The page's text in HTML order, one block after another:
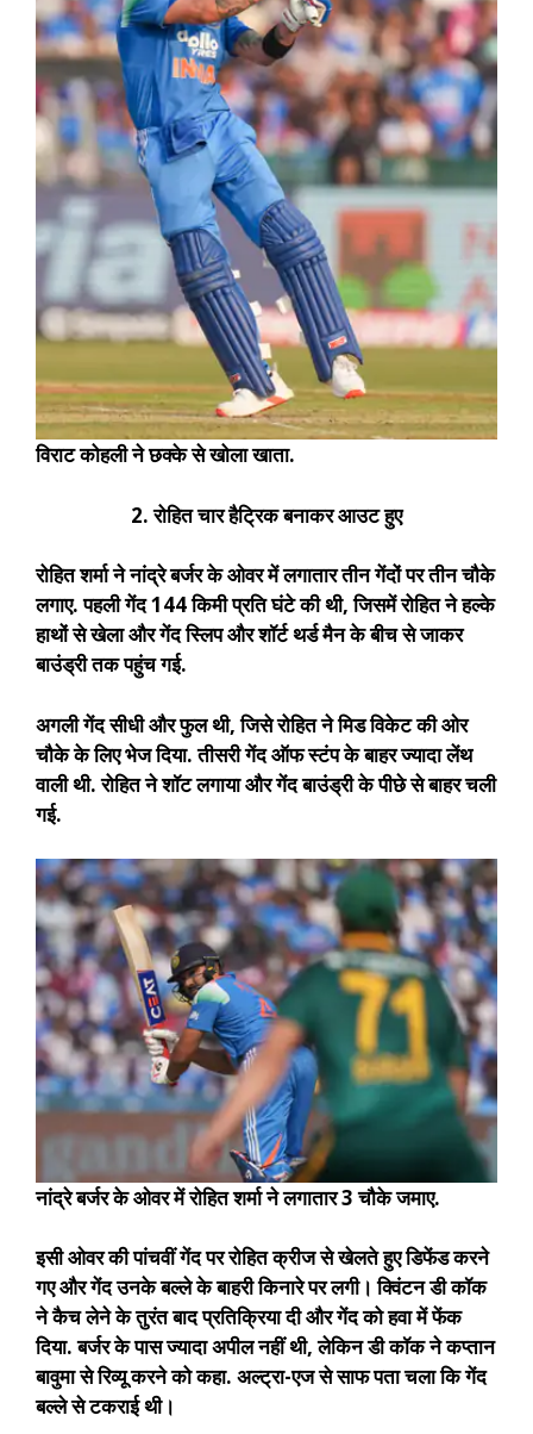
विराट कोहली ने छक्के से खोला खाता.
2. रोहित चार हैट्रिक बनाकर आउट हुए
रोहित शर्मा ने नांद्रे बर्जर के ओवर में लगातार तीन गेंदों पर तीन चौके
लगाए. पहली गेंद 144 किमी प्रति घंटे की थी, जिसमें रोहित ने हल्के
हाथों से खेला और गेंद स्लिप और शॉर्ट थर्ड मैन के बीच से जाकर
बाउंड्री तक पहुंच गई.
अगली गेंद सीधी और फुल थी, जिसे रोहित ने मिड विकेट की ओर
चौके के लिए भेज दिया. तीसरी गेंद ऑफ स्टंप के बाहर ज्यादा लेंथ
वाली थी. रोहित ने शॉट लगाया और गेंद बाउंड्री के पीछे से बाहर चली
गई.
नांद्रे बर्जर के ओवर में रोहित शर्मा ने लगातार 3 चौके जमाए.
इसी ओवर की पांचवीं गेंद पर रोहित क्रीज से खेलते हुए डिफेंड करने
गए और गेंद उनके बल्ले के बाहरी किनारे पर लगी। क्विंटन डी कॉक
ने कैच लेने के तुरंत बाद प्रतिक्रिया दी और गेंद को हवा में फेंक
दिया. बर्जर के पास ज्यादा अपील नहीं थी, लेकिन डी कॉक ने कप्तान
बावुमा से रिव्यू करने को कहा. अल्ट्रा-एज से साफ पता चला कि गेंद
बल्ले से टकराई थी।